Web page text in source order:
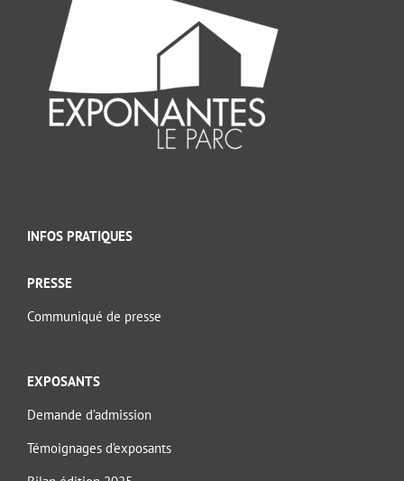
INFOS PRATIQUES
PRESSE
Communiqué de presse
EXPOSANTS
Demande d’admission
Témoignages d’exposants